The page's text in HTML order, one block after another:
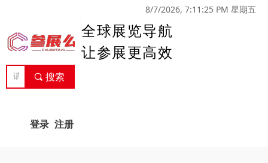
끠 搜索
8/7/2026, 7:11:25 PM 星期五
全球展览导航
让参展更高效
登录 注册